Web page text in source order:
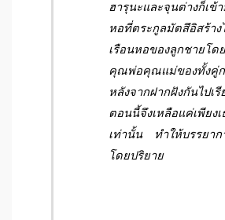
ฮารุนะและจุนต่างก็เข้า
หอที่ตระกูลมัตสึอิสร้าง
เรือนหอของลูกชายโด
คุณพ่อคุณแม่ของทั้งคู่ก
หลังจากฝากฝังกันไปเรี
ตอนนี้จึงเหลือแค่เพียง
เท่านั้น ทำให้บรรยาก
โดยปริยาย